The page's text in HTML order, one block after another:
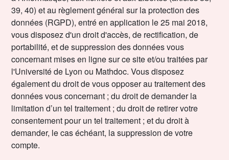
39, 40) et au règlement général sur la protection des
données (RGPD), entré en application le 25 mai 2018,
vous disposez d'un droit d'accès, de rectification, de
portabilité, et de suppression des données vous
concernant mises en ligne sur ce site et/ou traitées par
l'Université de Lyon ou Mathdoc. Vous disposez
également du droit de vous opposer au traitement des
données vous concernant ; du droit de demander la
limitation d’un tel traitement ; du droit de retirer votre
consentement pour un tel traitement ; et du droit à
demander, le cas échéant, la suppression de votre
compte.